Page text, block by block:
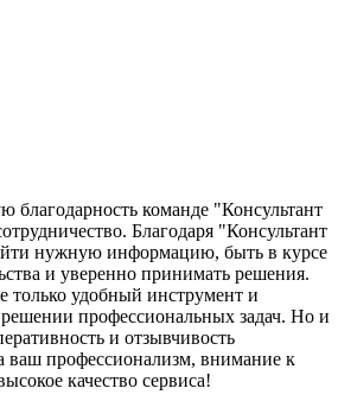
благодарность команде "Консультант
Благодаря "Консультант
нужную информацию, быть в курсе
и уверенно принимать решения.
только удобный инструмент и
профессиональных задач. Но и
и отзывчивость
ваш профессионализм, внимание к
качество сервиса!